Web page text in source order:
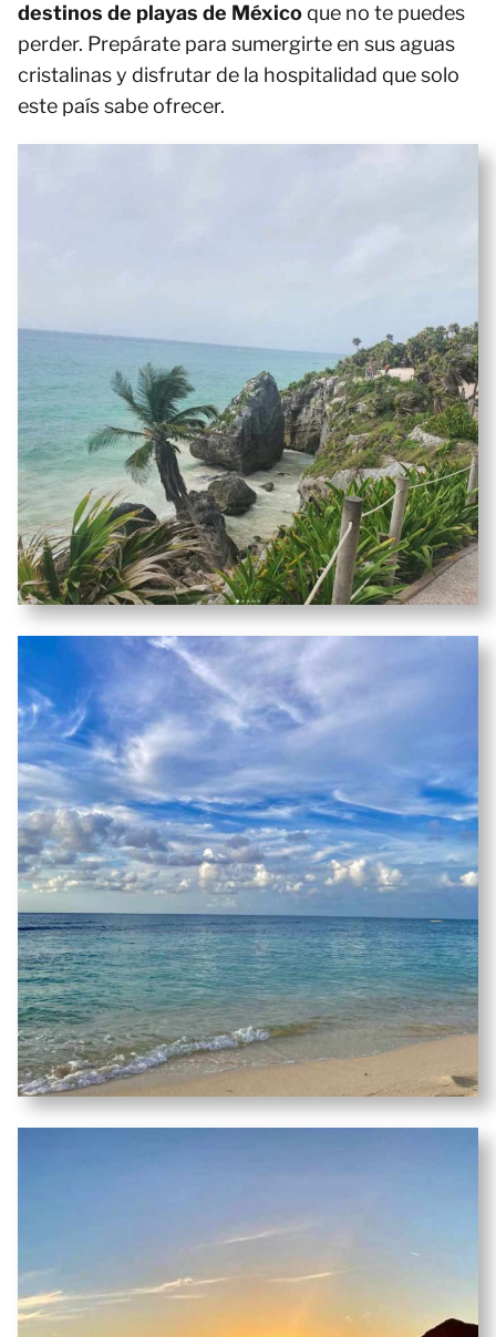
destinos de playas de Méxicoque no te puedes
perder. Prepárate para sumergirte en sus aguas
cristalinas y disfrutar de la hospitalidad que solo
este país sabe ofrecer.